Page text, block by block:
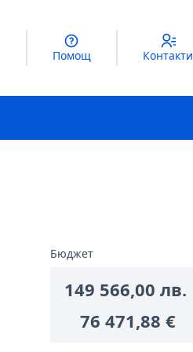
Помощ Контакти
Бюджет
149 566,00 лв.
76 471,88 €